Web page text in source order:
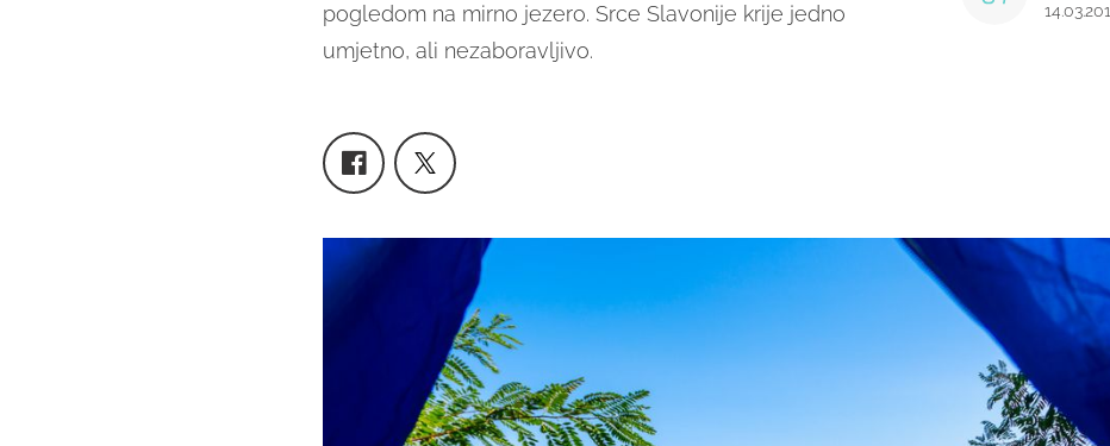
pogledom na mirno jezero. Srce Slavonije krije jedno
umjetno, ali nezaboravljivo.